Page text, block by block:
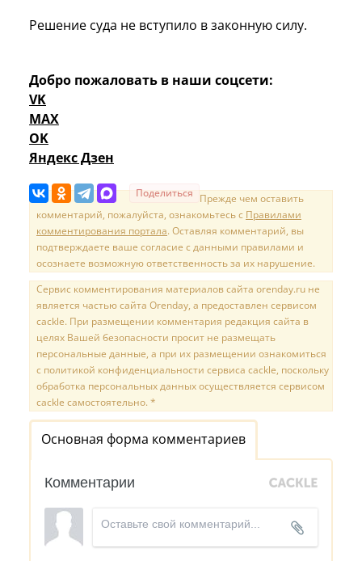
Решение суда не вступило в законную силу.
Добро пожаловать в наши соцсети:
VK
MAX
OK
Яндекс Дзен
Поделиться Прежде чем оставить
комментарий, пожалуйста, ознакомьтесь с Правилами
комментирования портала. Оставляя комментарий, вы
подтверждаете ваше согласие с данными правилами и
осознаете возможную ответственность за их нарушение.
Сервис комментирования материалов сайта orenday.ru не
является частью сайта Orenday, а предоставлен сервисом
cackle. При размещении комментария редакция сайта в
целях Вашей безопасности просит не размещать
персональные данные, а при их размещении ознакомиться
с политикой конфиденциальности сервиса cackle, поскольку
обработка персональных данных осуществляется сервисом
cackle самостоятельно. *
Основная форма комментариев
Комментарии